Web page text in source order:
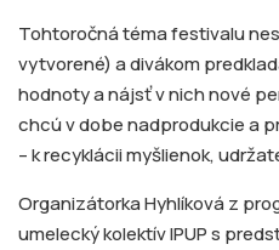
Tohtoročná téma festivalu
vytvorené) a divákom
hodnoty a nájsť v nich nové
chcú v dobe nadprodukcie a
– k recyklácii myšlienok,
Organizátorka Hyhlíková z
umelecký kolektív IPUP s